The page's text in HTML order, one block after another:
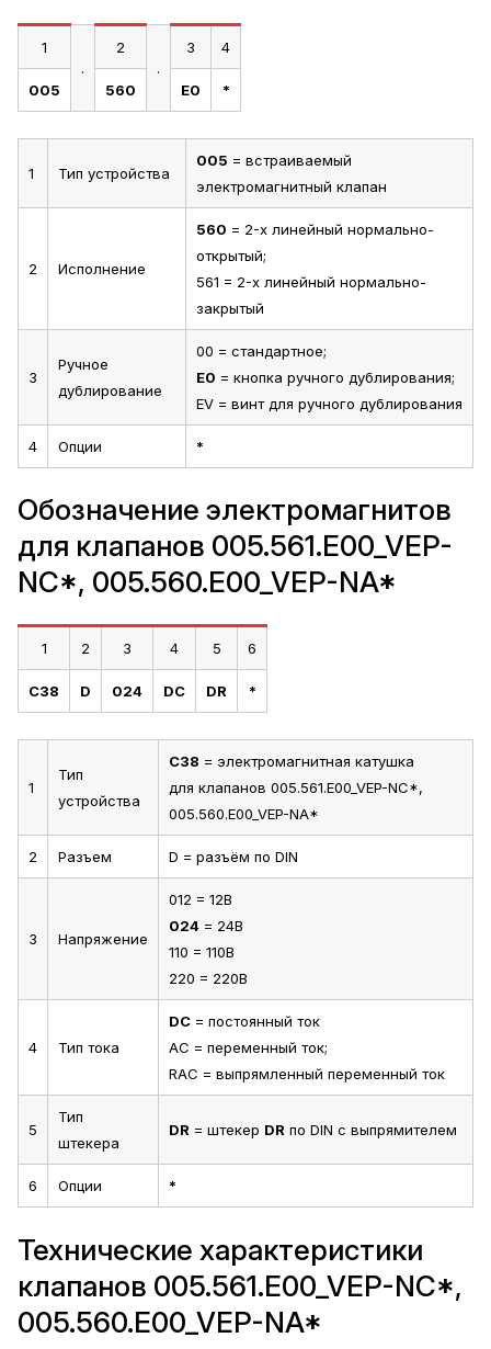
1
.
2
.
3 4
005 560 E0 *
1 Тип устройства
005 = встраиваемый
электромагнитный клапан
2 Исполнение
560 = 2-х линейный нормально-
открытый;
561 = 2-х линейный нормально-
закрытый
3
Ручное
дублирование
00 = стандартное;
E0 = кнопка ручного дублирования;
EV = винт для ручного дублирования
4 Опции *
Обозначение электромагнитов
для клапанов 005.561.E00_VEP-
NC*, 005.560.E00_VEP-NA*
1 2 3 4 5 6
C38 D 024 DC DR *
1
Тип
устройства
C38 = электромагнитная катушка
для клапанов 005.561.E00_VEP-NC*,
005.560.E00_VEP-NA*
2 Разъем D = разъём по DIN
3 Напряжение
012 = 12В
024 = 24В
110 = 110В
220 = 220В
4 Тип тока
DC = постоянный ток
AC = переменный ток;
RAC = выпрямленный переменный ток
5
Тип
штекера
DR = штекер DR по DIN с выпрямителем
6 Опции *
Технические характеристики
клапанов 005.561.E00_VEP-NC*,
005.560.E00_VEP-NA*